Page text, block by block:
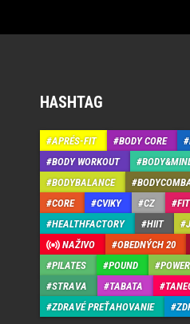
HASHTAG
APRÉS-FIT BODY CORE
BODY WORKOUT
BODYBALANCE
CORE
CVIKY CZ
HEALTHFACTORY
HIIT
NAŽIVO
OBEDNÝCH 20
PILATES
POUND
STRAVA
TABATA
ZDRAVÉ PREŤAHOVANIE